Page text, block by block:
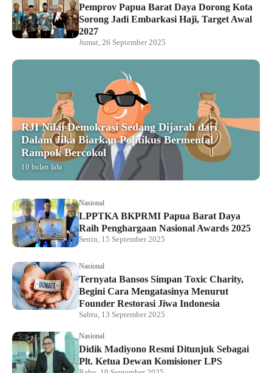
Pemprov Papua Barat Daya Dorong Kota
Sorong Jadi Embarkasi Haji, Target Awal
2027
Jumat, 26 September 2025
RJI Nilai Demokrasi Sedang Dijarah dari
Dalam Jika Biarkan Politikus Bermental
Rampok Bercokol
10 bulan lalu
Nasional
LPPTKA BKPRMI Papua Barat Daya
Raih Penghargaan Nasional Awards 2025
Senin, 15 September 2025
Nasional
Ternyata Bansos Simpan Toxic Charity,
Begini Cara Mengatasinya Menurut
Founder Restorasi Jiwa Indonesia
Sabtu, 13 September 2025
Nasional
Didik Madiyono Resmi Ditunjuk Sebagai
Plt. Ketua Dewan Komisioner LPS